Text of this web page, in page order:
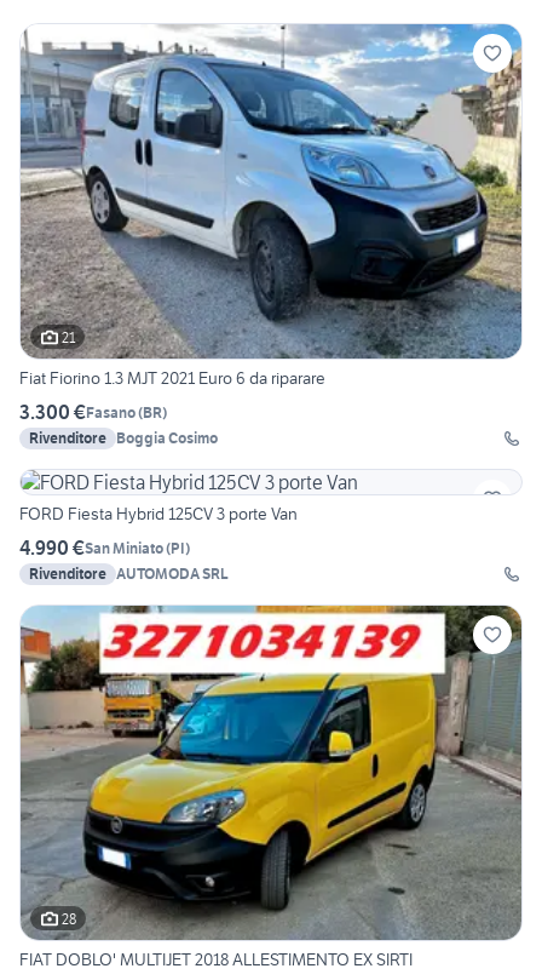
21
Fiat Fiorino 1.3 MJT 2021 Euro 6 da riparare
3.300 €Fasano(BR)
Rivenditore Boggia Cosimo
FORD Fiesta Hybrid 125CV 3 porte Van
4.990 €San Miniato(PI)
Rivenditore AUTOMODA SRL
28
FIAT DOBLO' MULTIJET 2018 ALLESTIMENTO EX SIRTI